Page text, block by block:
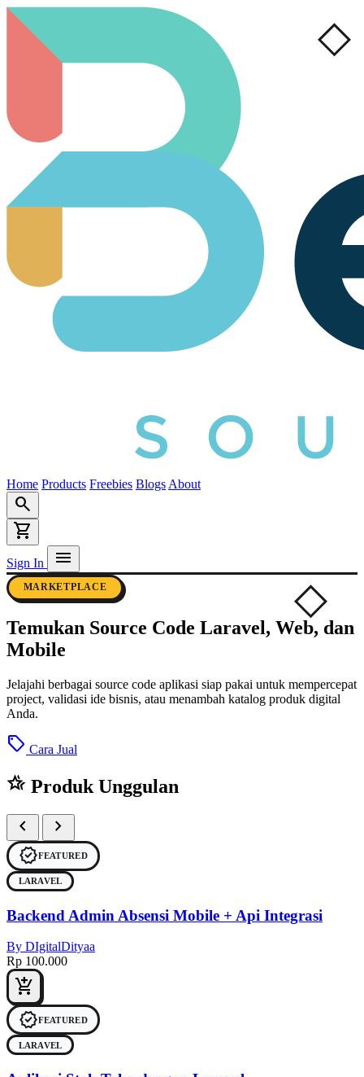
Home Products Freebies Blogs About
search
shopping_cart
Sign In menu
MARKETPLACE
Temukan Source Code Laravel, Web, dan
Mobile
Jelajahi berbagai source code aplikasi siap pakai untuk mempercepat
project, validasi ide bisnis, atau menambah katalog produk digital
Anda.
sell Cara Jual
hotel_class Produk Unggulan
chevron_left
chevron_right
verifiedFEATURED
LARAVEL
Backend Admin Absensi Mobile + Api Integrasi
By DIgitalDityaa
Rp 100.000
add_shopping_cart
verifiedFEATURED
LARAVEL